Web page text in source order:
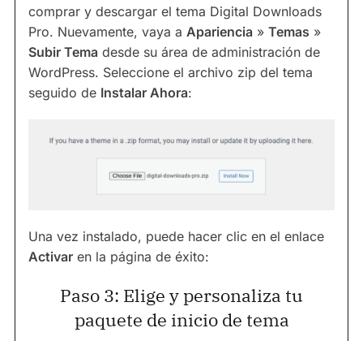
comprar y descargar el tema Digital Downloads
Pro. Nuevamente, vaya a Apariencia » Temas »
Subir Tema desde su área de administración de
WordPress. Seleccione el archivo zip del tema
seguido de Instalar Ahora:
Una vez instalado, puede hacer clic en el enlace
Activar en la página de éxito:
Paso 3: Elige y personaliza tu
paquete de inicio de tema